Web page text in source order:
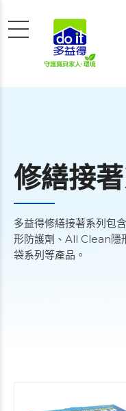
修繕接
多益得修繕接著系列包
形防護劑、All Clean隱
袋系列等產品。